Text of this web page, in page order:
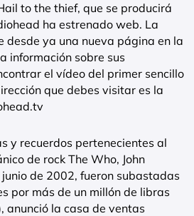
to the thief, que se producirá
ha estrenado web. La
desde ya una nueva página en la
información sobre sus
el vídeo del primer sencillo
que debes visitar es la
y recuerdos pertenecientes al
de rock The Who, John
de 2002, fueron subastadas
por más de un millón de libras
anunció la casa de ventas